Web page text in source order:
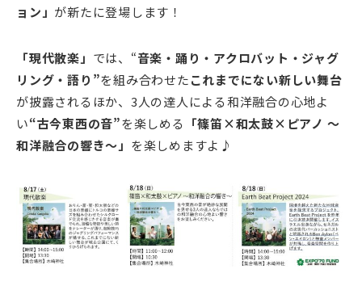
ョン」 が新たに登場します！
「現代散楽」 では、“音楽・踊り・アクロバット・ジャグ
リング・語り”を組み合わせたこれまでにない新しい舞台
が披露されるほか、3人の達人による和洋融合の心地よ
い“古今東西の音”を楽しめる
「篠笛×和太鼓×ピアノ ～
和洋融合の響き～」 を楽しめますよ♪